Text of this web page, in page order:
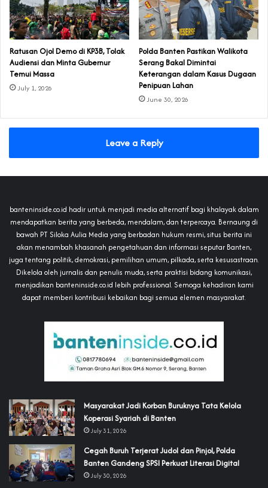
‎Ratusan Ojol Demo di KP3B, Tolak
Audiensi dan Minta Gubernur
Temui Massa
July 1, 2026
Polda Banten Pastikan Walikota
Serang Bakal Dimintai
Keterangan dalam Kasus Dugaan
Penipuan Lahan
June 30, 2026
Leave a Reply
banteninside.co.id hadir untuk menjadi media alternatif bagi khalayak dalam
mendapatkan berita yang berbeda, mendalam, dan terpercaya. Bernaung di
bawah PT Siloka Aulia Media yang berbadan hukum resmi, situs berita ini
akan menambah khasanah pengetahuan dan informasi seputar Banten,
juga tentang politik, demokrasi, pemilihan umum, pilkada, serta kesusastraan.
Dikelola oleh jurnalis dan penulis muda, serta praktisi bidang komunikasi,
menjadikan banteninside.co.id lebih professional. Semoga kehadiran kami
dapat memberi kontribusi kebaikan bagi semua elemen masyarakat.
‎Masyarakat Jadi Korban Buruknya Tata Kelola
Koperasi Syariah di Banten
July 31, 2026
Cegah Buruh Terjerat Judol dan Pinjol, Polda
Banten Gandeng SPSI Perkuat Literasi Digital
July 30, 2026